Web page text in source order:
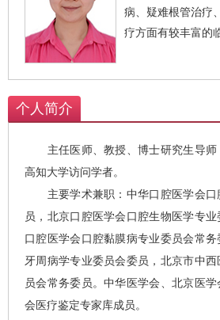
病、疑难根管治疗
疗方面有较丰富的
个人简介
主任医师、教授、博士研究生导师
高知大学访问学者。
主要学术兼职：中华口腔医学会口
员，北京口腔医学会口腔生物医学专
口腔医学会口腔黏膜病专业委员会常
牙周病学专业委员会委员，北京市中
员会常务委员。中华医学会、北京医
会医疗鉴定专家库成员。